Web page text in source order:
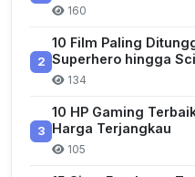
160
2
10 Film Paling
Superhero hingga
134
3
10 HP Gaming
Harga Terjangkau
105